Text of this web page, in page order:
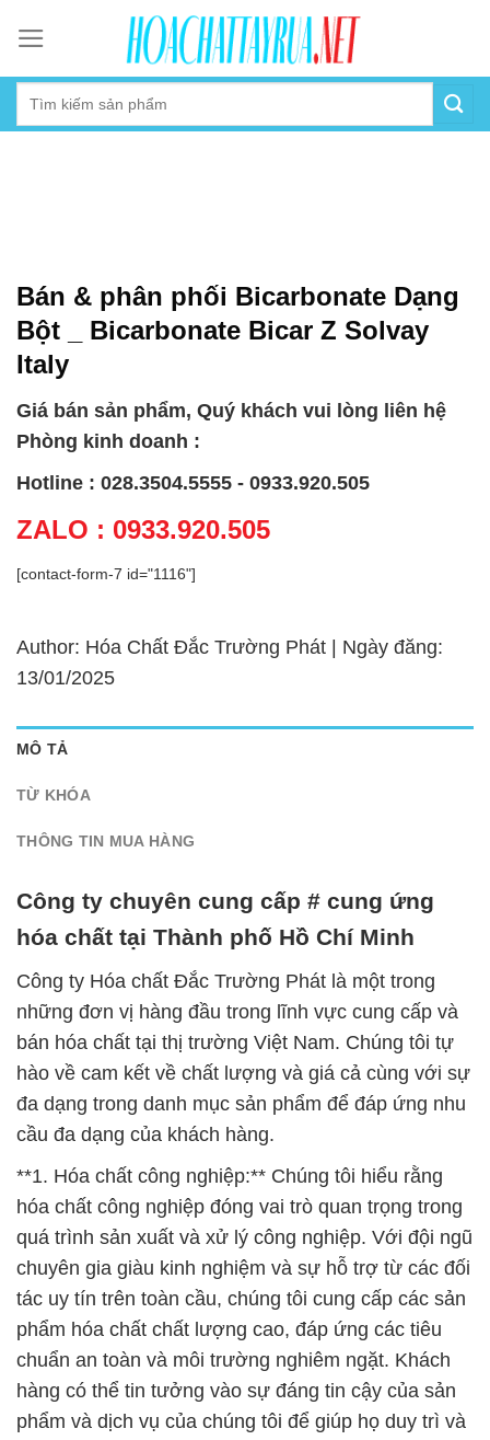
content
Bán & phân phối Bicarbonate Dạng
Bột _ Bicarbonate Bicar Z Solvay
Italy
Giá bán sản phẩm, Quý khách vui lòng liên hệ
Phòng kinh doanh :
Hotline : 028.3504.5555 - 0933.920.505
ZALO : 0933.920.505
[contact-form-7 id="1116"]
Author: Hóa Chất Đắc Trường Phát | Ngày đăng:
13/01/2025
MÔ TẢ
TỪ KHÓA
THÔNG TIN MUA HÀNG
Công ty chuyên cung cấp # cung ứng
hóa chất tại Thành phố Hồ Chí Minh
Công ty Hóa chất Đắc Trường Phát là một trong
những đơn vị hàng đầu trong lĩnh vực cung cấp và
bán hóa chất tại thị trường Việt Nam. Chúng tôi tự
hào về cam kết về chất lượng và giá cả cùng với sự
đa dạng trong danh mục sản phẩm để đáp ứng nhu
cầu đa dạng của khách hàng.
**1. Hóa chất công nghiệp:** Chúng tôi hiểu rằng
hóa chất công nghiệp đóng vai trò quan trọng trong
quá trình sản xuất và xử lý công nghiệp. Với đội ngũ
chuyên gia giàu kinh nghiệm và sự hỗ trợ từ các đối
tác uy tín trên toàn cầu, chúng tôi cung cấp các sản
phẩm hóa chất chất lượng cao, đáp ứng các tiêu
chuẩn an toàn và môi trường nghiêm ngặt. Khách
hàng có thể tin tưởng vào sự đáng tin cậy của sản
phẩm và dịch vụ của chúng tôi để giúp họ duy trì và